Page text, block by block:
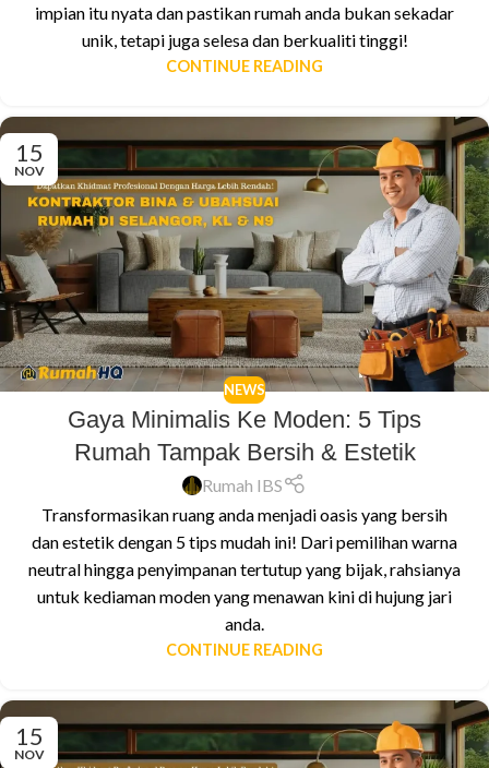
impian itu nyata dan pastikan rumah anda bukan sekadar
unik, tetapi juga selesa dan berkualiti tinggi!
CONTINUE READING
15
NOV
NEWS
Gaya Minimalis Ke Moden: 5 Tips
Rumah Tampak Bersih & Estetik
Rumah IBS
Transformasikan ruang anda menjadi oasis yang bersih
dan estetik dengan 5 tips mudah ini! Dari pemilihan warna
neutral hingga penyimpanan tertutup yang bijak, rahsianya
untuk kediaman moden yang menawan kini di hujung jari
anda.
CONTINUE READING
15
NOV